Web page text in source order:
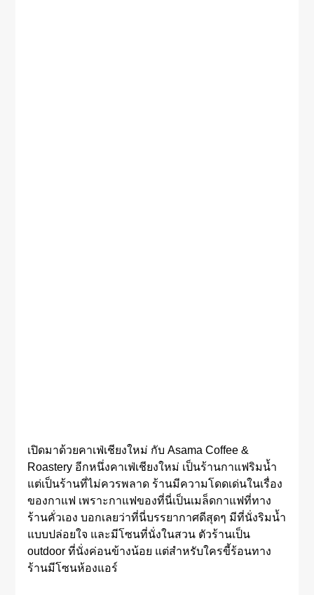
เปิดมาด้วยคาเฟ่เชียงใหม่ กับ Asama Coffee &
Roastery อีกหนึ่งคาเฟ่เชียงใหม่ เป็นร้านกาแฟริมน้ำ
แต่เป็นร้านที่ไม่ควรพลาด ร้านมีความโดดเด่นในเรื่อง
ของกาแฟ เพราะกาแฟของที่นี่เป็นเมล็ดกาแฟที่ทาง
ร้านคั่วเอง บอกเลยว่าที่นี่บรรยากาศดีสุดๆ มีที่นั่งริมน้ำ
แบบปล่อยใจ และมีโซนที่นั่งในสวน ตัวร้านเป็น
outdoor ที่นั่งค่อนข้างน้อย แต่สำหรับใครขี้ร้อนทาง
ร้านมีโซนห้องแอร์